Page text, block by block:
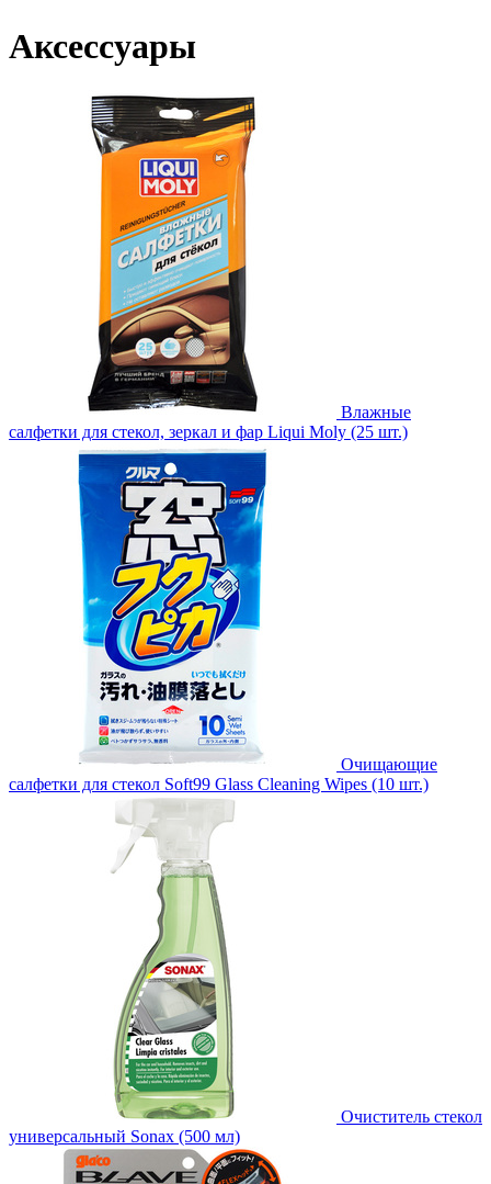
Аксессуары
Влажные
салфетки для стекол, зеркал и фар Liqui Moly (25 шт.)
Очищающие
салфетки для стекол Soft99 Glass Cleaning Wipes (10 шт.)
Очиститель стекол
универсальный Sonax (500 мл)